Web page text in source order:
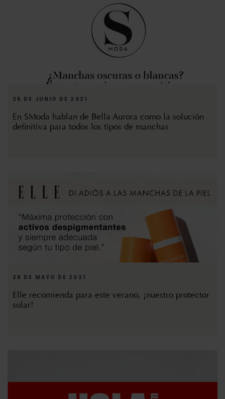
25 DE JUNIO DE 2021
En SModa hablan de Bella Aurora como la solución
definitiva para todos los tipos de manchas
28 DE MAYO DE 2021
Elle recomienda para este verano, ¡nuestro protector
solar!